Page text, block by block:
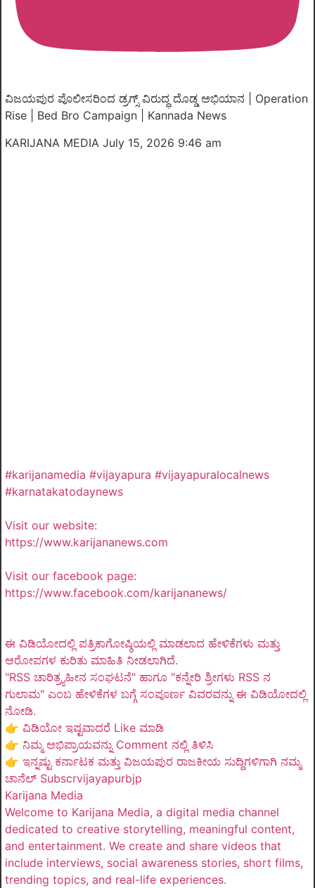
ವಿಜಯಪುರ ಪೊಲೀಸರಿಂದ ಡ್ರಗ್ಸ್ ವಿರುದ್ಧ ದೊಡ್ಡ ಅಭಿಯಾನ | Operation
Rise | Bed Bro Campaign | Kannada News
KARIJANA MEDIA July 15, 2026 9:46 am
#karijanamedia #vijayapura #vijayapuralocalnews
#karnatakatodaynews
Visit our website:
https://www.karijananews.com
Visit our facebook page:
https://www.facebook.com/karijananews/
ಈ ವಿಡಿಯೋದಲ್ಲಿ ಪತ್ರಿಕಾಗೋಷ್ಠಿಯಲ್ಲಿ ಮಾಡಲಾದ ಹೇಳಿಕೆಗಳು ಮತ್ತು
ಆರೋಪಗಳ ಕುರಿತು ಮಾಹಿತಿ ನೀಡಲಾಗಿದೆ.
"RSS ಚಾರಿತ್ರ್ಯಹೀನ ಸಂಘಟನೆ" ಹಾಗೂ "ಕನ್ನೇರಿ ಶ್ರೀಗಳು RSS ನ
ಗುಲಾಮ" ಎಂಬ ಹೇಳಿಕೆಗಳ ಬಗ್ಗೆ ಸಂಪೂರ್ಣ ವಿವರವನ್ನು ಈ ವಿಡಿಯೋದಲ್ಲಿ
ನೋಡಿ.
👉 ವಿಡಿಯೋ ಇಷ್ಟವಾದರೆ Like ಮಾಡಿ
👉 ನಿಮ್ಮ ಅಭಿಪ್ರಾಯವನ್ನು Comment ನಲ್ಲಿ ತಿಳಿಸಿ
👉 ಇನ್ನಷ್ಟು ಕರ್ನಾಟಕ ಮತ್ತು ವಿಜಯಪುರ ರಾಜಕೀಯ ಸುದ್ದಿಗಳಿಗಾಗಿ ನಮ್ಮ
ಚಾನೆಲ್ Subscrvijayapurbjp
Karijana Media
Welcome to Karijana Media, a digital media channel
dedicated to creative storytelling, meaningful content,
and entertainment. We create and share videos that
include interviews, social awareness stories, short films,
trending topics, and real-life experiences.